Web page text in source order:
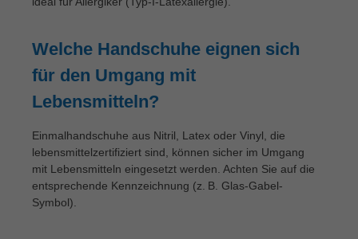
Welche Handschuhe eignen sich
für den Umgang mit
Lebensmitteln?
Einmalhandschuhe aus Nitril, Latex oder Vinyl, die
lebensmittelzertifiziert sind, können sicher im Umgang
mit Lebensmitteln eingesetzt werden. Achten Sie auf die
entsprechende Kennzeichnung (z. B. Glas-Gabel-
Symbol).